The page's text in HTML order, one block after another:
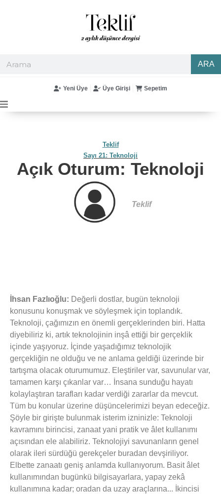
ARA
Yeni Üye Üye Girişi Sepetim
Teklif
Sayı 21: Teknoloji
Açık Oturum: Teknoloji
Teklif
İhsan Fazlıoğlu: Değerli dostlar, bugün teknoloji
konusunu konuşmak ve söyleşmek için toplandık.
Teknoloji, çağımızın en önemli gerçeklerinden biri. Hatta
diyebiliriz ki, artık teknolojinin inşâ ettiği bir gerçeklik
içinde yaşıyoruz. İçinde yaşadığımız teknolojik
gerçekliğin ne olduğu ve ne anlama geldiği üzerinde bir
tartışma olacak oturumumuz. Eleştiriler var, savunular var,
tamamen karşı çıkanlar var… İnsana sunduğu hayatı
kolaylaştıran tarafları kadar verdiği zararlar da mevcut.
Tüm bu konular üzerine düşüncelerimizi beyan edeceğiz.
Şöyle bir girişte bulunmak isterim izninizle: Teknoloji
kavramını birincisi, zanaat yani pratik ve âlet kullanımı
açısından ele alabiliriz. Teknolojiyi savunanların genel
olarak ileri sürdüğü gerekçeler buradan devşiriliyor.
Elbette zanaatı geniş anlamda kullanıyorum. Basit âlet
kullanımından bugünkü bilgisayarlara, yapay zekâ
kullanımına kadar; oradan da uzay araçlarına... İkincisi